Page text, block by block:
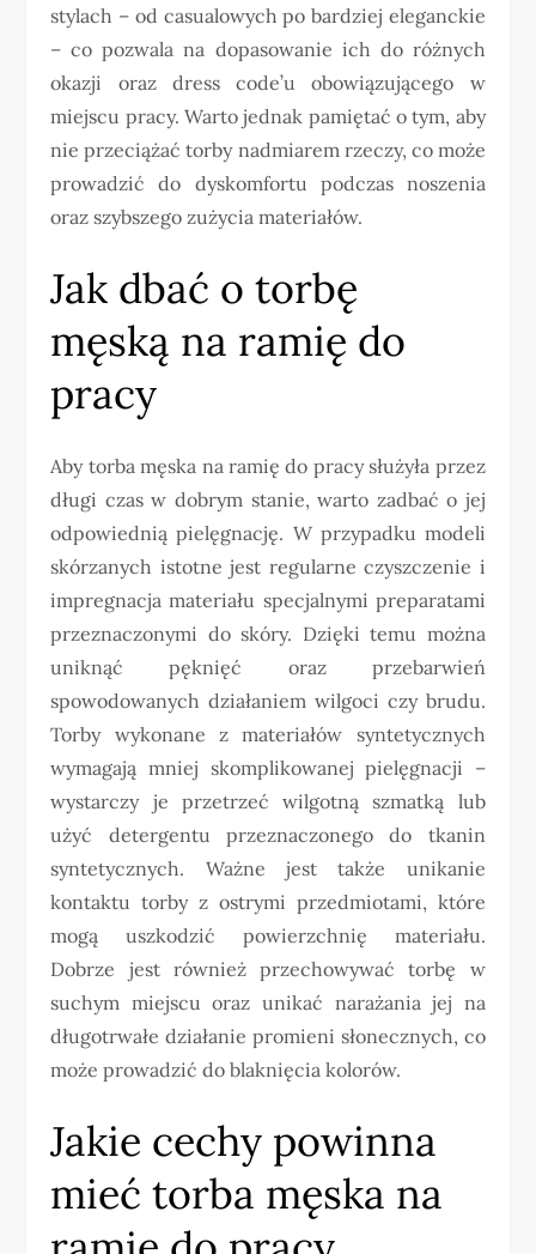
stylach – od casualowych po bardziej eleganckie
– co pozwala na dopasowanie ich do różnych
okazji oraz dress code’u obowiązującego w
miejscu pracy. Warto jednak pamiętać o tym, aby
nie przeciążać torby nadmiarem rzeczy, co może
prowadzić do dyskomfortu podczas noszenia
oraz szybszego zużycia materiałów.
Jak dbać o torbę
męską na ramię do
pracy
Aby torba męska na ramię do pracy służyła przez
długi czas w dobrym stanie, warto zadbać o jej
odpowiednią pielęgnację. W przypadku modeli
skórzanych istotne jest regularne czyszczenie i
impregnacja materiału specjalnymi preparatami
przeznaczonymi do skóry. Dzięki temu można
uniknąć pęknięć oraz przebarwień
spowodowanych działaniem wilgoci czy brudu.
Torby wykonane z materiałów syntetycznych
wymagają mniej skomplikowanej pielęgnacji –
wystarczy je przetrzeć wilgotną szmatką lub
użyć detergentu przeznaczonego do tkanin
syntetycznych. Ważne jest także unikanie
kontaktu torby z ostrymi przedmiotami, które
mogą uszkodzić powierzchnię materiału.
Dobrze jest również przechowywać torbę w
suchym miejscu oraz unikać narażania jej na
długotrwałe działanie promieni słonecznych, co
może prowadzić do blaknięcia kolorów.
Jakie cechy powinna
mieć torba męska na